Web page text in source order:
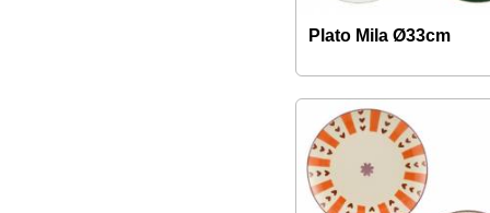
Plato Mila Ø33cm